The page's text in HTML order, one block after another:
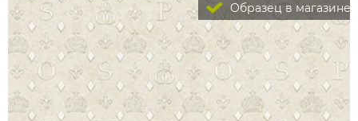
Образец в магазине